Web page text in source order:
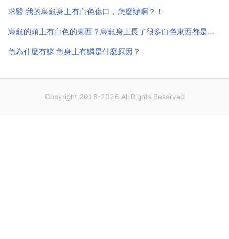
求醫 我的烏龜身上有白色傷口，怎麼辦啊？！
烏龜的頭上有白色的東西？烏龜身上長了很多白色東西都是什麼？
魚為什麼有鱗 魚身上有鱗是什麼原因？
Copyright 2018-2026 All Rights Reserved